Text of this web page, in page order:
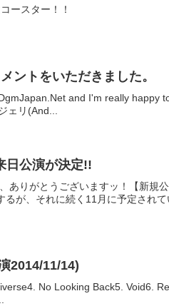
ースター！！
ントをいただきました。
and I'm really happy
ェリ(And...
日公演が決定!!
ありがとうございますッ！【新規
が、それに続く11月に予定され
2014/11/14)
No Looking Back5. Void6.